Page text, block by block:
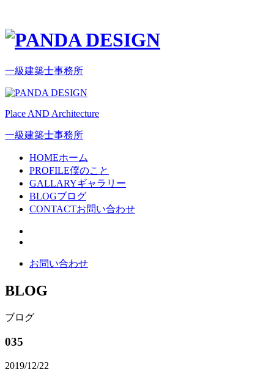
一級建築士事務所
Place AND Architecture
一級建築士事務所
HOMEホーム
PROFILE僕のこと
GALLARYギャラリー
BLOGブログ
CONTACTお問い合わせ
お問い合わせ
BLOG
ブログ
035
2019/12/22